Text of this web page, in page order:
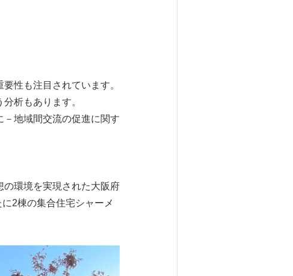
性も注目されています。
析もあります。
地域間交流の促進に関す
環境を実現された大阪府
2棟の集合住宅シャーメ